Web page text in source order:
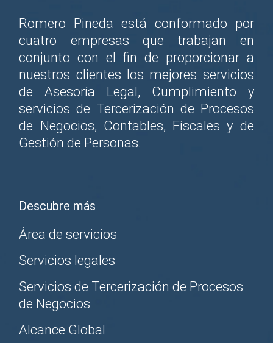
Romero Pineda está conformado por
cuatro empresas que trabajan en
conjunto con el fin de proporcionar a
nuestros clientes los mejores servicios
de Asesoría Legal, Cumplimiento y
servicios de Tercerización de Procesos
de Negocios, Contables, Fiscales y de
Gestión de Personas.
Descubre más
Área de servicios
Servicios legales
Servicios de Tercerización de Procesos
de Negocios
Alcance Global